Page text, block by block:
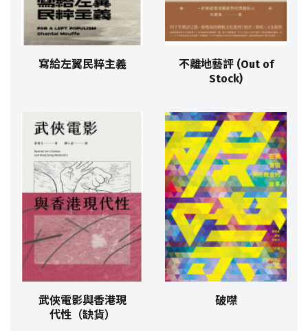
寫給左翼民粹主義
不離地藝評 (Out of
Stock)
武俠電影與香港現
代性（缺貨）
破噤